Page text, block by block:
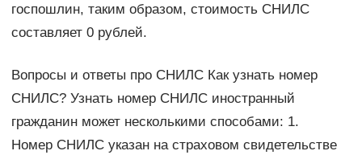
госпошлин, таким образом, стоимость СНИЛС
составляет 0 рублей.
Вопросы и ответы про СНИЛС Как узнать номер
СНИЛС? Узнать номер СНИЛС иностранный
гражданин может несколькими способами: 1.
Номер СНИЛС указан на страховом свидетельстве